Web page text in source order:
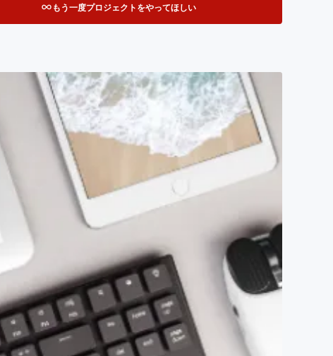
もう一度プロジェクトをやってほしい